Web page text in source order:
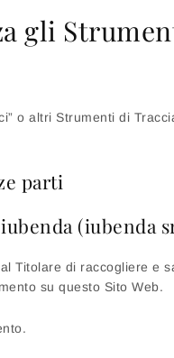
gli
o altri Strumenti di
parti
(iubenda
Titolare di raccogliere
su questo Sito Web.